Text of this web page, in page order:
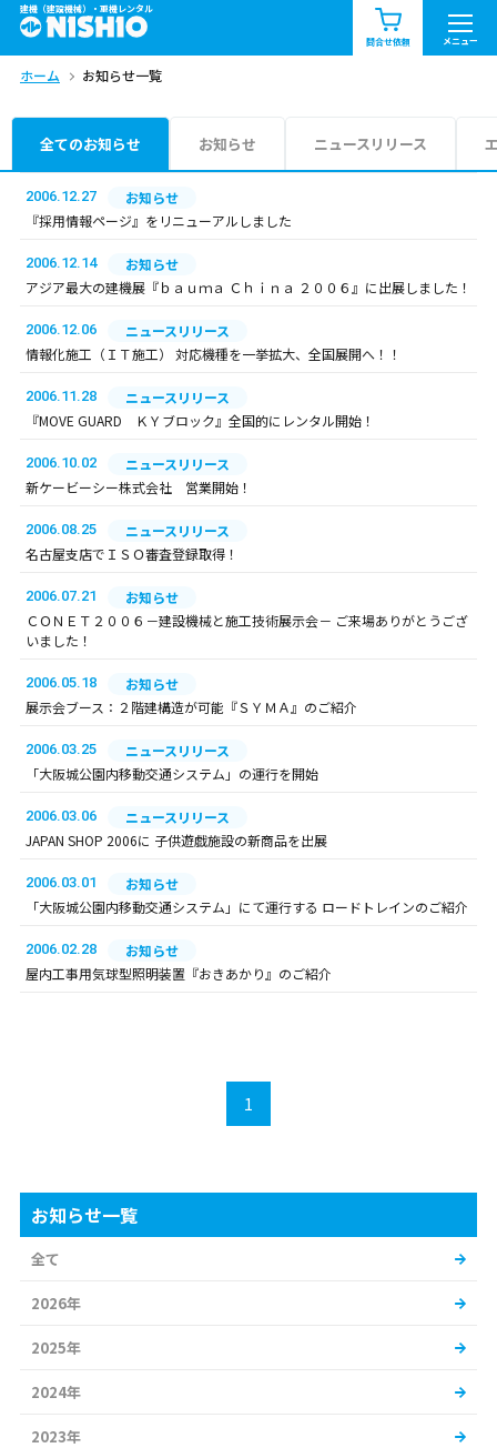
建機（建設機械）・重機レンタル
問合せ依頼 メニュー
商品一覧 お知らせ一覧
問合せ依頼リスト
エリア情報を見る
ホーム お知らせ一覧
全てのお知らせ お知らせ ニュースリリース
2006.12.27
お知らせ
『採用情報ページ』をリニューアルしました
2006.12.14
お知らせ
アジア最大の建機展『ｂａｕｍａ Ｃｈｉｎａ ２００６』に出展しました！
2006.12.06
ニュースリリース
情報化施工（ＩＴ施工） 対応機種を一挙拡大、全国展開へ！！
2006.11.28
ニュースリリース
『MOVE GUARD ＫＹブロック』全国的にレンタル開始！
2006.10.02
ニュースリリース
新ケービーシー株式会社 営業開始！
2006.08.25
ニュースリリース
名古屋支店でＩＳＯ審査登録取得！
2006.07.21
お知らせ
ＣＯＮＥＴ２００６－建設機械と施工技術展示会－ ご来場ありがとうござ
いました！
2006.05.18
お知らせ
展示会ブース：２階建構造が可能『ＳＹＭＡ』のご紹介
2006.03.25
ニュースリリース
「大阪城公園内移動交通システム」の運行を開始
2006.03.06
ニュースリリース
JAPAN SHOP 2006に 子供遊戯施設の新商品を出展
2006.03.01
お知らせ
「大阪城公園内移動交通システム」にて運行する ロードトレインのご紹介
2006.02.28
お知らせ
屋内工事用気球型照明装置『おきあかり』のご紹介
1
お知らせ一覧
全て
2026年
2025年
2024年
2023年